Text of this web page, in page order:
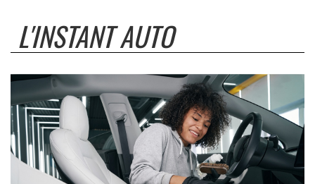
L'INSTANT AUTO